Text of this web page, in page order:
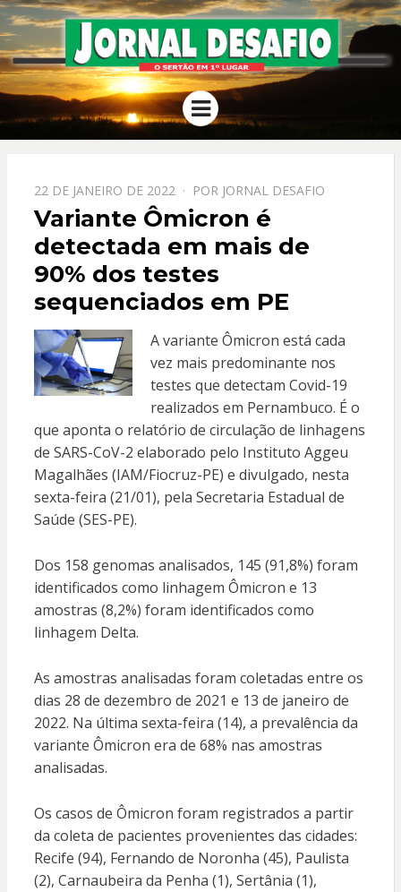
JORNAL
DESAFIO
O Sertão em 1º Lugar
Menu
PPOSTADO
EM
22 DE JANEIRO DE 2022 POR JORNAL DESAFIO
Variante Ômicron é
detectada em mais de
90% dos testes
sequenciados em PE
A variante Ômicron está cada
vez mais predominante nos
testes que detectam Covid-19
realizados em Pernambuco. É o
que aponta o relatório de circulação de linhagens
de SARS-CoV-2 elaborado pelo Instituto Aggeu
Magalhães (IAM/Fiocruz-PE) e divulgado, nesta
sexta-feira (21/01), pela Secretaria Estadual de
Saúde (SES-PE).
Dos 158 genomas analisados, 145 (91,8%) foram
identificados como linhagem Ômicron e 13
amostras (8,2%) foram identificados como
linhagem Delta.
As amostras analisadas foram coletadas entre os
dias 28 de dezembro de 2021 e 13 de janeiro de
2022. Na última sexta-feira (14), a prevalência da
variante Ômicron era de 68% nas amostras
analisadas.
Os casos de Ômicron foram registrados a partir
da coleta de pacientes provenientes das cidades:
Recife (94), Fernando de Noronha (45), Paulista
(2), Carnaubeira da Penha (1), Sertânia (1),